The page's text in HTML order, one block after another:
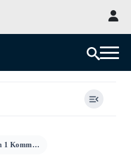
Alarm 1 Kommunikationsalarm AVC-02